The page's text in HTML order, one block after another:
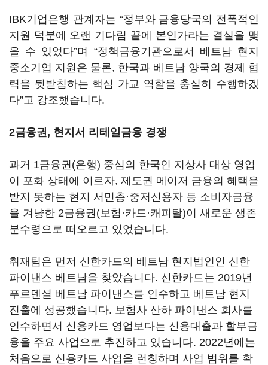
IBK기업은행 관계자는 “정부와 금융당국의 전폭적인
지원 덕분에 오랜 기다림 끝에 본인가라는 결실을 맺
을 수 있었다”며 “정책금융기관으로서 베트남 현지
중소기업 지원은 물론, 한국과 베트남 양국의 경제 협
력을 뒷받침하는 핵심 가교 역할을 충실히 수행하겠
다”고 강조했습니다.
2금융권, 현지서 리테일금융 경쟁
과거 1금융권(은행) 중심의 한국인 지상사 대상 영업
이 포화 상태에 이르자, 제도권 메이저 금융의 혜택을
받지 못하는 현지 서민층·중저신용자 등 소비자금융
을 겨냥한 2금융권(보험·카드·캐피탈)이 새로운 생존
분수령으로 떠오르고 있었습니다.
취재팀은 먼저 신한카드의 베트남 현지법인인 신한
파이낸스 베트남을 찾았습니다. 신한카드는 2019년
푸르덴셜 베트남 파이낸스를 인수하고 베트남 현지
진출에 성공했습니다. 보험사 산하 파이낸스 회사를
인수하면서 신용카드 영업보다는 신용대출과 할부금
융을 주요 사업으로 추진하고 있습니다. 2022년에는
처음으로 신용카드 사업을 런칭하며 사업 범위를 확